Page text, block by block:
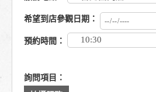
希望到店參觀日期：
預約時間：
詢問項目：